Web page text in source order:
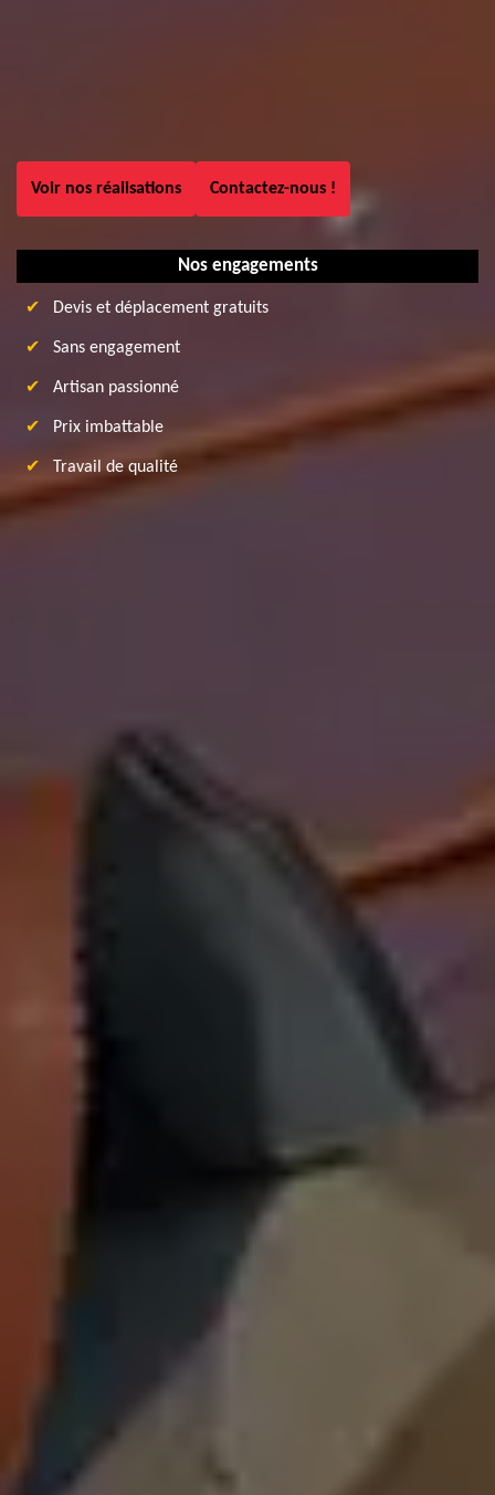
Voir nos réalisations Contactez-nous !
Nos engagements
Devis et déplacement gratuits
Sans engagement
Artisan passionné
Prix imbattable
Travail de qualité